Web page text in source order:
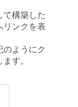
て構築した
リンクを表
ようにク
す。